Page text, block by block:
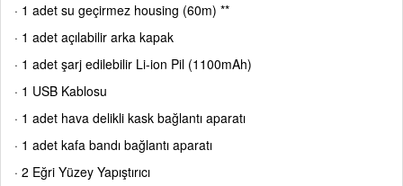
· 1 adet su geçirmez housing (60m) **
· 1 adet açılabilir arka kapak
· 1 adet şarj edilebilir Li-ion Pil (1100mAh)
· 1 USB Kablosu
· 1 adet hava delikli kask bağlantı aparatı
· 1 adet kafa bandı bağlantı aparatı
· 2 Eğri Yüzey Yapıştırıcı